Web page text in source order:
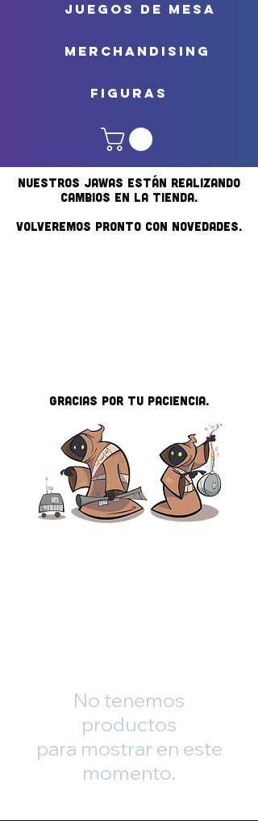
JUEGOS DE MESA
MERCHANDISING
FIGURAS
NUESTROS JAWAS están realizando
cambios en la tienda.
VOLVEREMOS PRONTO CON NOVEDADES.
GRACias por tu paciencia.
No tenemos
productos
para mostrar en este
momento.